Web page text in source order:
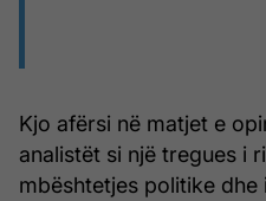
Kjo afërsi në matjet e
analistët si një tregues i
mbështetjes politike dhe